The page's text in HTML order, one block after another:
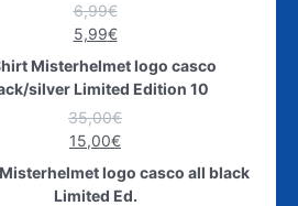
6,99€
5,99€
Misterhelmet logo casco
silver Limited Edition 10
35,00€
15,00€
logo casco all black
Limited Ed.